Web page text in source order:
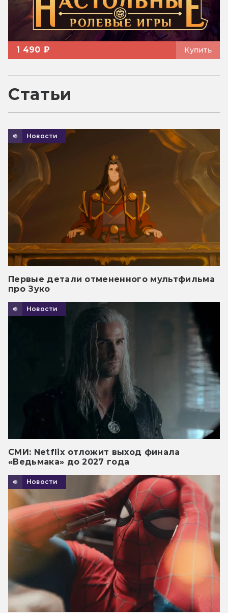
1 490 ₽ Купить
Статьи
Новости
Первые детали отмененного мультфильма
про Зуко
Новости
СМИ: Netflix отложит выход финала
«Ведьмака» до 2027 года
Новости